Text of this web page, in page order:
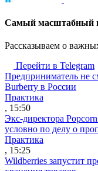
Cамый масштабный
Рассказываем о
Перейти в Telegram
Предприниматель не
Burberry в России
Практика
, 15:50
Экс-директора
условно по делу о
Практика
, 15:25
Wildberries запустит